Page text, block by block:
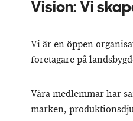
Vision: Vi
Vi är en öppen
företagare på
Våra medlemmar har
marken,